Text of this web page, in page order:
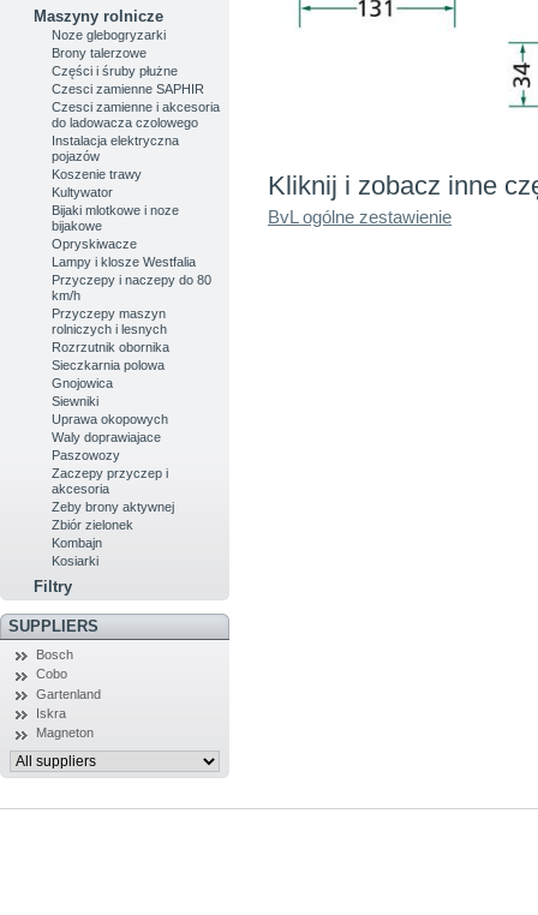
Maszyny rolnicze
Noze glebogryzarki
Brony talerzowe
Części i śruby płużne
Czesci zamienne SAPHIR
Czesci zamienne i akcesoria
do ladowacza czolowego
Instalacja elektryczna
pojazów
Koszenie trawy
Kultywator
Bijaki mlotkowe i noze
bijakowe
Opryskiwacze
Lampy i klosze Westfalia
Przyczepy i naczepy do 80
km/h
Przyczepy maszyn
rolniczych i lesnych
Rozrzutnik obornika
Sieczkarnia polowa
Gnojowica
Siewniki
Uprawa okopowych
Waly doprawiajace
Paszowozy
Zaczepy przyczep i
akcesoria
Zeby brony aktywnej
Zbiór zielonek
Kombajn
Kosiarki
Filtry
SUPPLIERS
Bosch
Cobo
Gartenland
Iskra
Magneton
Kliknij i zobacz inne
BvL ogólne zestawienie